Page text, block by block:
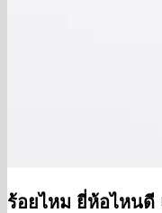
ร้อยไหม ยี่ห้อไหน